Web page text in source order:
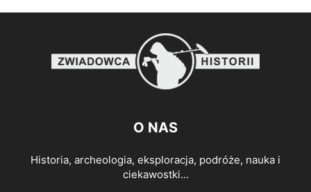
O NAS
Historia, archeologia, eksploracja, podróże, nauka i
ciekawostki...